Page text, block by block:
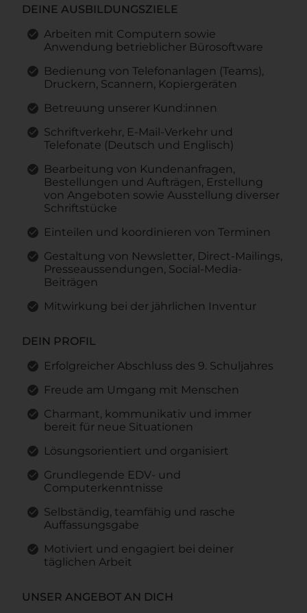
DEINE AUSBILDUNGSZIELE
Arbeiten mit Computern sowie
Anwendung betrieblicher Bürosoftware
Bedienung von Telefonanlagen (Teams),
Druckern, Scannern, Kopiergeräten
Betreuung unserer Kund:innen
Schriftverkehr, E-Mail-Verkehr und
Telefonate (Deutsch und Englisch)
Bearbeitung von Kundenanfragen,
Bestellungen und Aufträgen, Erstellung
von Angeboten sowie Ausstellung diverser
Schriftstücke
Einteilen und koordinieren von Terminen
Gestaltung von Newsletter, Direct-Mailings,
Presseaussendungen, Social-Media-
Beiträgen
Mitwirkung bei der jährlichen Inventur
DEIN PROFIL
Erfolgreicher Abschluss des 9. Schuljahres
Freude am Umgang mit Menschen
Charmant, kommunikativ und immer
bereit für neue Situationen
Lösungsorientiert und organisiert
Grundlegende EDV- und
Computerkenntnisse
Selbständig, teamfähig und rasche
Auffassungsgabe
Motiviert und engagiert bei deiner
täglichen Arbeit
UNSER ANGEBOT AN DICH